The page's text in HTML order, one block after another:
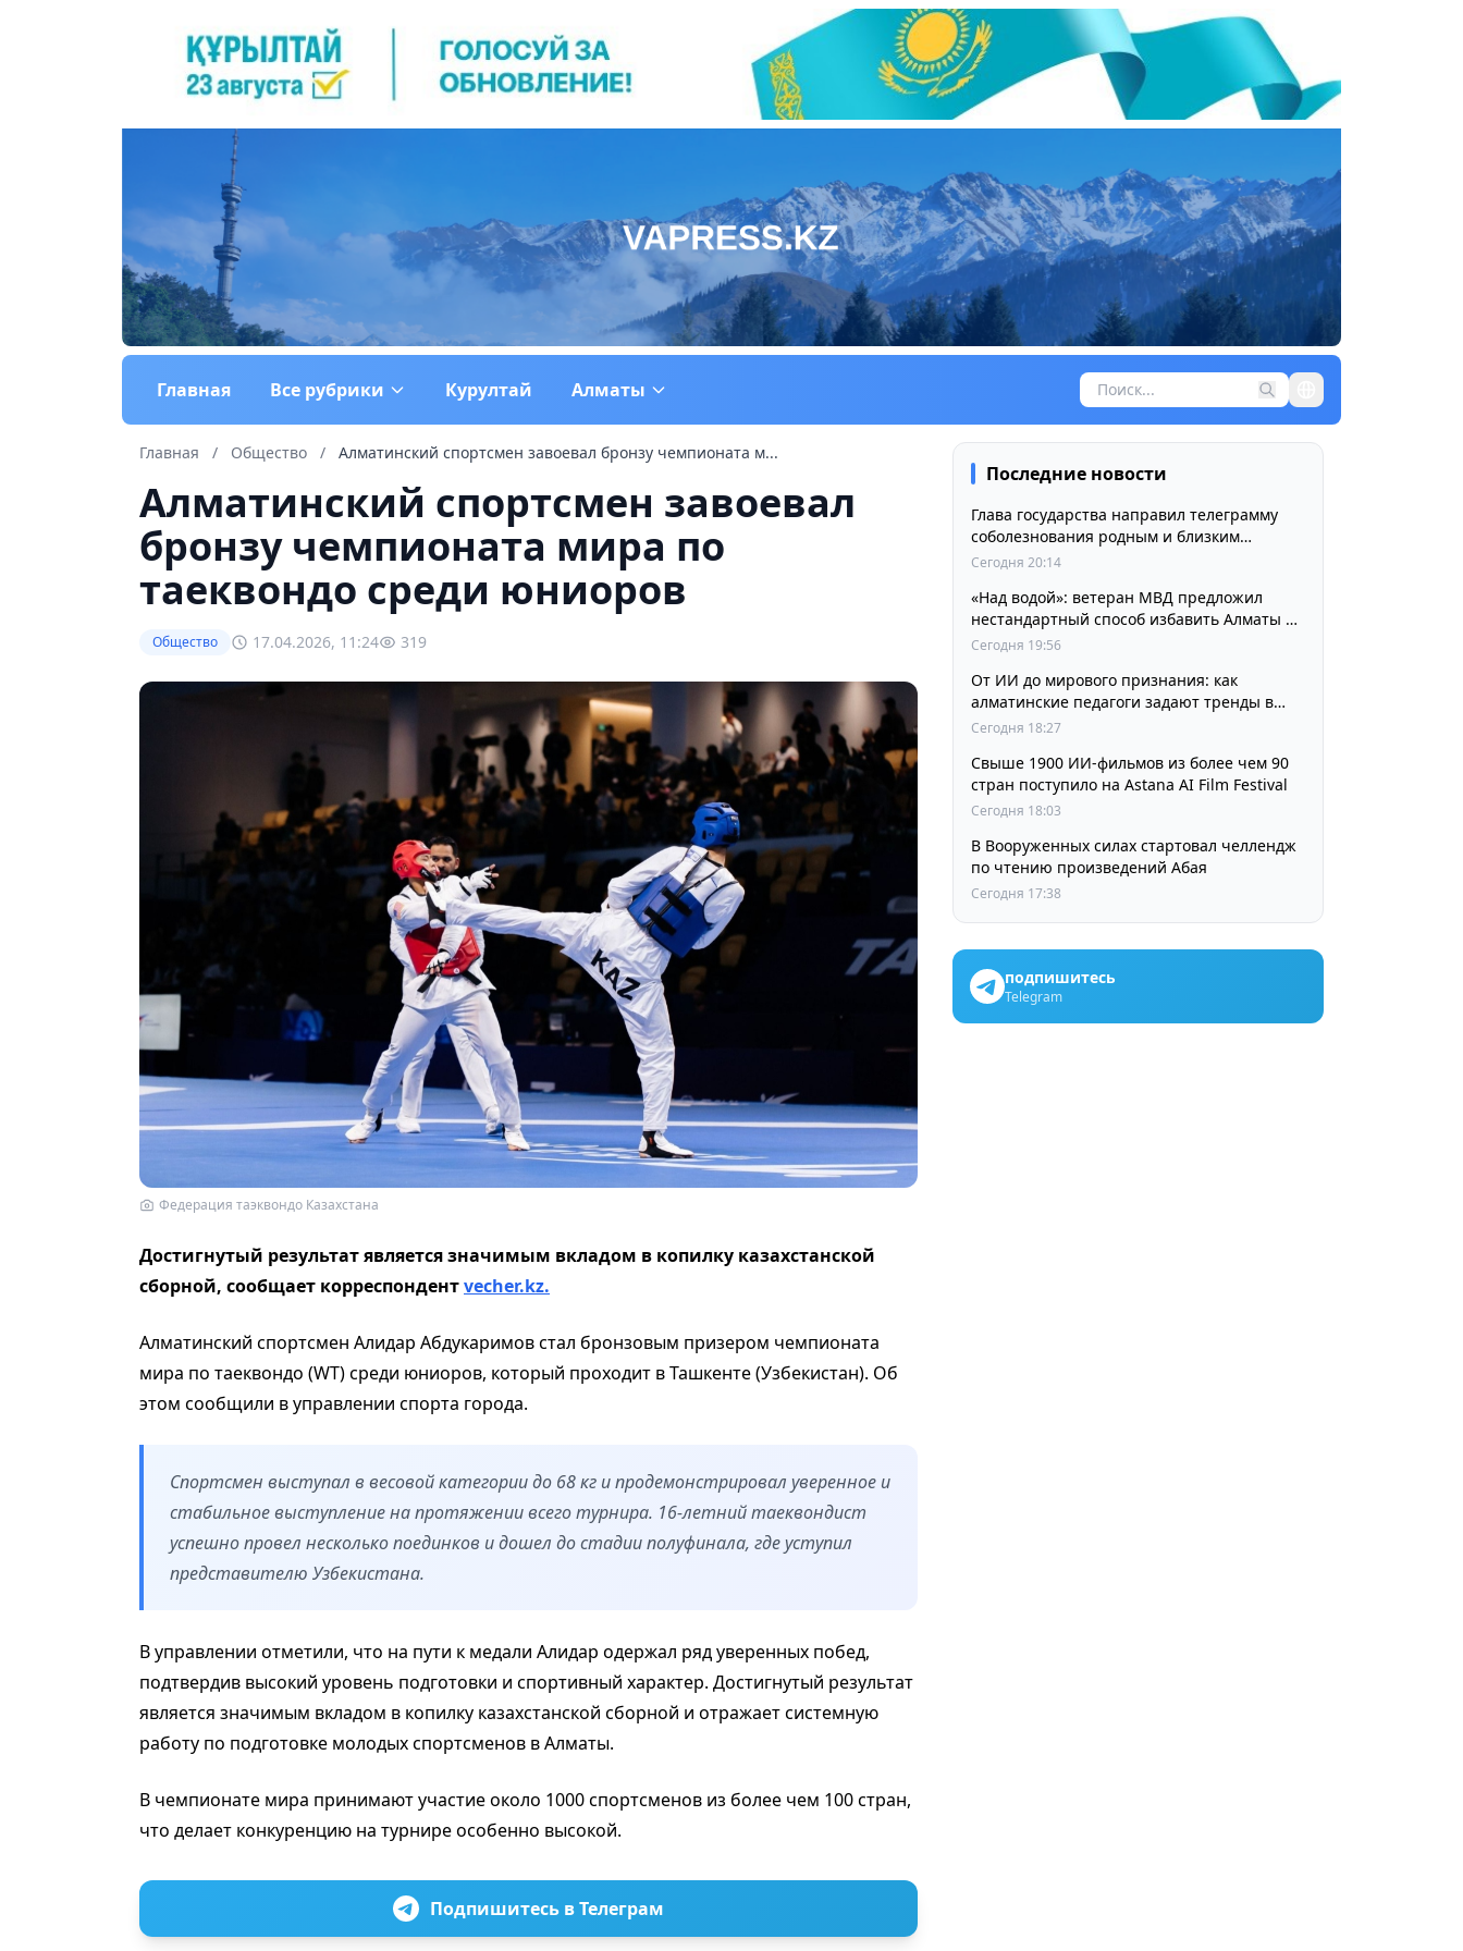
Главная Все рубрики Курултай Алматы
Главная / Общество / Алматинский спортсмен завоевал бронзу чемпионата м...
Алматинский спортсмен завоевал
бронзу чемпионата мира по
таеквондо среди юниоров
Общество 17.04.2026, 11:24 319
Федерация таэквондо Казахстана
Достигнутый результат является значимым вкладом в копилку казахстанской
сборной, сообщает корреспондентvecher.kz.
Алматинский спортсмен Алидар Абдукаримов стал бронзовым призером чемпионата
мира по таеквондо (WT) среди юниоров, который проходит в Ташкенте (Узбекистан). Об
этом сообщили в управлении спорта города.
Спортсмен выступал в весовой категории до 68 кг и продемонстрировал уверенное и
стабильное выступление на протяжении всего турнира. 16-летний таеквондист
успешно провел несколько поединков и дошел до стадии полуфинала, где уступил
представителю Узбекистана.
В управлении отметили, что на пути к медали Алидар одержал ряд уверенных побед,
подтвердив высокий уровень подготовки и спортивный характер. Достигнутый результат
является значимым вкладом в копилку казахстанской сборной и отражает системную
работу по подготовке молодых спортсменов в Алматы.
В чемпионате мира принимают участие около 1000 спортсменов из более чем 100 стран,
что делает конкуренцию на турнире особенно высокой.
Подпишитесь в Телеграм
Последние новости
Глава государства направил телеграмму
соболезнования родным и близким
выдающегося кинорежиссера Ардака
Сегодня 20:14
«Над водой»: ветеран МВД предложил
нестандартный способ избавить Алматы от
пробок и смога
Сегодня 19:56
От ИИ до мирового признания: как
алматинские педагоги задают тренды в
изучении языков
Сегодня 18:27
Свыше 1900 ИИ-фильмов из более чем 90
стран поступило на Astana AI Film Festival
Сегодня 18:03
В Вооруженных силах стартовал челлендж
по чтению произведений Абая
Сегодня 17:38
подпишитесь
Telegram